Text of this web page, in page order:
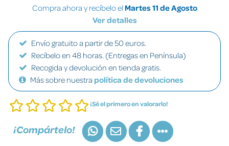
Compra ahora y recíbelo el Martes 11 de Agosto
Ver detalles
Envío gratuito a partir de 50 euros.
Recíbelo en 48 horas. (Entregas en Península)
Recogida y devolución en tienda gratis.
Más sobre nuestra política de devoluciones
¡Sé el primero en valorarlo!
¡Compártelo!